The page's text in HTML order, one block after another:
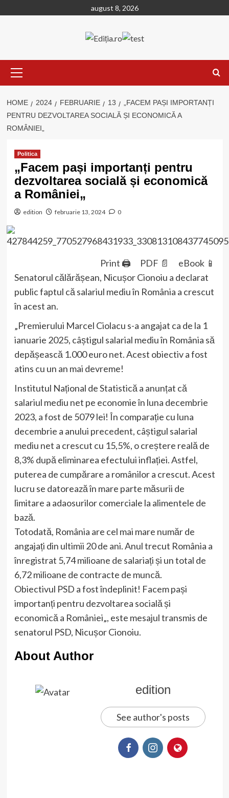
to
august 8, 2026
Menu
HOME 2024 FEBRUARIE 13
„FACEM PAȘI IMPORTANȚI
PENTRU DEZVOLTAREA SOCIALĂ ȘI ECONOMICĂ A
ROMÂNIEI„
Politica
„Facem pași importanți pentru
dezvoltarea socială și economică
a României„
edition februarie 13, 2024 0
Print 🖨 PDF 📄
eBook 📱
Senatorul călărășean, Nicușor Cionoiu a declarat
public faptul că salariul mediu în România a crescut
în acest an.
„Premierului Marcel Ciolacu s-a angajat ca de la 1
ianuarie 2025, câștigul salarial mediu în România să
depășească 1.000 euro net. Acest obiectiv a fost
atins cu un an mai devreme!
Institutul Național de Statistică a anunțat că
salariul mediu net pe economie în luna decembrie
2023, a fost de 5079 lei! În comparație cu luna
decembrie a anului precedent, câștigul salarial
mediu net a crescut cu 15,5%, o creștere reală de
8,3% după eliminarea efectului inflației. Astfel,
puterea de cumpărare a românilor a crescut. Acest
lucru se datorează în mare parte măsurii de
limitare a adaosurilor comerciale la alimentele de
bază.
Totodată, România are cel mai mare număr de
angajați din ultimii 20 de ani. Anul trecut România a
înregistrat 5,74 milioane de salariați și un total de
6,72 milioane de contracte de muncă.
Obiectivul PSD a fost îndeplinit! Facem pași
importanți pentru dezvoltarea socială și
economică a României„, este mesajul transmis de
senatorul PSD, Nicușor Cionoiu.
About Author
edition
See author's posts